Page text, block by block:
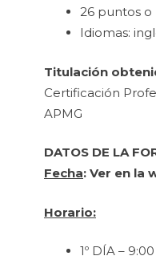
26 puntos o
Idiomas:
Titulación
Certificación
APMG
DATOS DE LA
Fecha: Ver en la
Horario:
1º DÍA –